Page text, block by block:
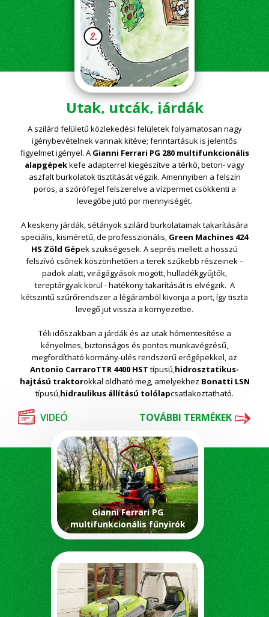
Utak, utcák, járdák
A szilárd felületű közlekedési felületek folyamatosan nagy
igénybevételnek vannak kitéve; fenntartásuk is jelentős
figyelmet igényel. A Gianni Ferrari PG 280 multifunkcionális
alapgépekkefe adapterrel kiegészítve a térkő, beton- vagy
aszfalt burkolatok tisztítását végzik. Amennyiben a felszín
poros, a szórófejjel felszerelve a vízpermet csökkenti a
levegőbe jutó por mennyiségét.
A keskeny járdák, sétányok szilárd burkolatainak takarítására
speciális, kisméretű, de professzionális, Green Machines 424
HS Zöld Gépek szükségesek. A seprés mellett a hosszú
felszívó csőnek köszönhetően a terek szűkebb részeinek –
padok alatt, virágágyások mögött, hulladékgyűjtők,
tereptárgyak körül - hatékony takarítását is elvégzik. A
kétszintű szűrőrendszer a légáramból kivonja a port, így tiszta
levegő jut vissza a környezetbe.
Téli időszakban a járdák és az utak hómentesítése a
kényelmes, biztonságos és pontos munkavégzésű,
megfordítható kormány-ülés rendszerű erőgépekkel, az
Antonio CarraroTTR 4400 HST típusú,hidrosztatikus-
hajtású traktorokkal oldható meg, amelyekhez Bonatti LSN
típusú,hidraulikus állítású tolólapcsatlakoztatható.
VIDEÓ TOVÁBBI TERMÉKEK
Gianni Ferrari PG
multifunkcionális fűnyirók